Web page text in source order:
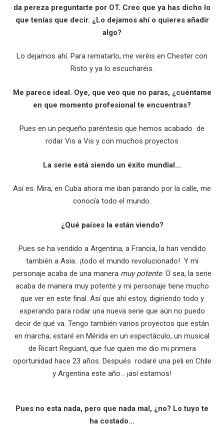
da pereza preguntarte por OT. Creo que ya has dicho lo
que tenías que decir. ¿Lo dejamos ahí o quieres añadir
algo?
Lo dejamos ahí. Para rematarlo, me veréis en Chester con
Risto y ya lo escucharéis.
Me parece ideal. Oye, que veo que no paras, ¿cuéntame
en que momento profesional te encuentras?
Pues en un pequeño paréntesis que hemos acabado de
rodar Vis a Vis y con muchos proyectos
La serie está siendo un éxito mundial…
Así es. Mira, en Cuba ahora me iban parando por la calle, me
conocía todo el mundo.
¿Qué países la están viendo?
Pues se ha vendido a Argentina, a Francia, la han vendido
también a Asia.. ¡todo el mundo revolucionado! Y mi
personaje acaba de una manera muy potente. O sea, la serie
acaba de manera muy potente y mi personaje tiene mucho
que ver en este final. Así que ahí estoy, digiriendo todo y
esperando para rodar una nueva serie que aún no puedo
decir de qué va. Tengo también varios proyectos que están
en marcha; estaré en Mérida en un espectáculo, un musical
de Ricart Reguant, que fue quien me dio mi primera
oportunidad hace 23 años. Después rodaré una peli en Chile
y Argentina este año… ¡así estamos!
Pues no esta nada, pero que nada mal, ¿no? Lo tuyo te
ha costado…